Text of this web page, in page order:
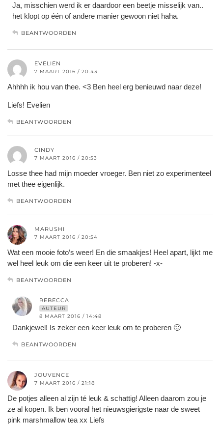
Ja, misschien werd ik er daardoor een beetje misselijk van..
het klopt op één of andere manier gewoon niet haha.
BEANTWOORDEN
EVELIEN
7 MAART 2016 / 20:43
Ahhhh ik hou van thee. <3 Ben heel erg benieuwd naar deze!
Liefs! Evelien
BEANTWOORDEN
CINDY
7 MAART 2016 / 20:53
Losse thee had mijn moeder vroeger. Ben niet zo experimenteel
met thee eigenlijk.
BEANTWOORDEN
MARUSHI
7 MAART 2016 / 20:54
Wat een mooie foto’s weer! En die smaakjes! Heel apart, lijkt me
wel heel leuk om die een keer uit te proberen! -x-
BEANTWOORDEN
REBECCA
AUTEUR
8 MAART 2016 / 14:48
Dankjewel! Is zeker een keer leuk om te proberen 🙂
BEANTWOORDEN
JOUVENCE
7 MAART 2016 / 21:18
De potjes alleen al zijn té leuk & schattig! Alleen daarom zou je
ze al kopen. Ik ben vooral het nieuwsgierigste naar de sweet
pink marshmallow tea xx Liefs